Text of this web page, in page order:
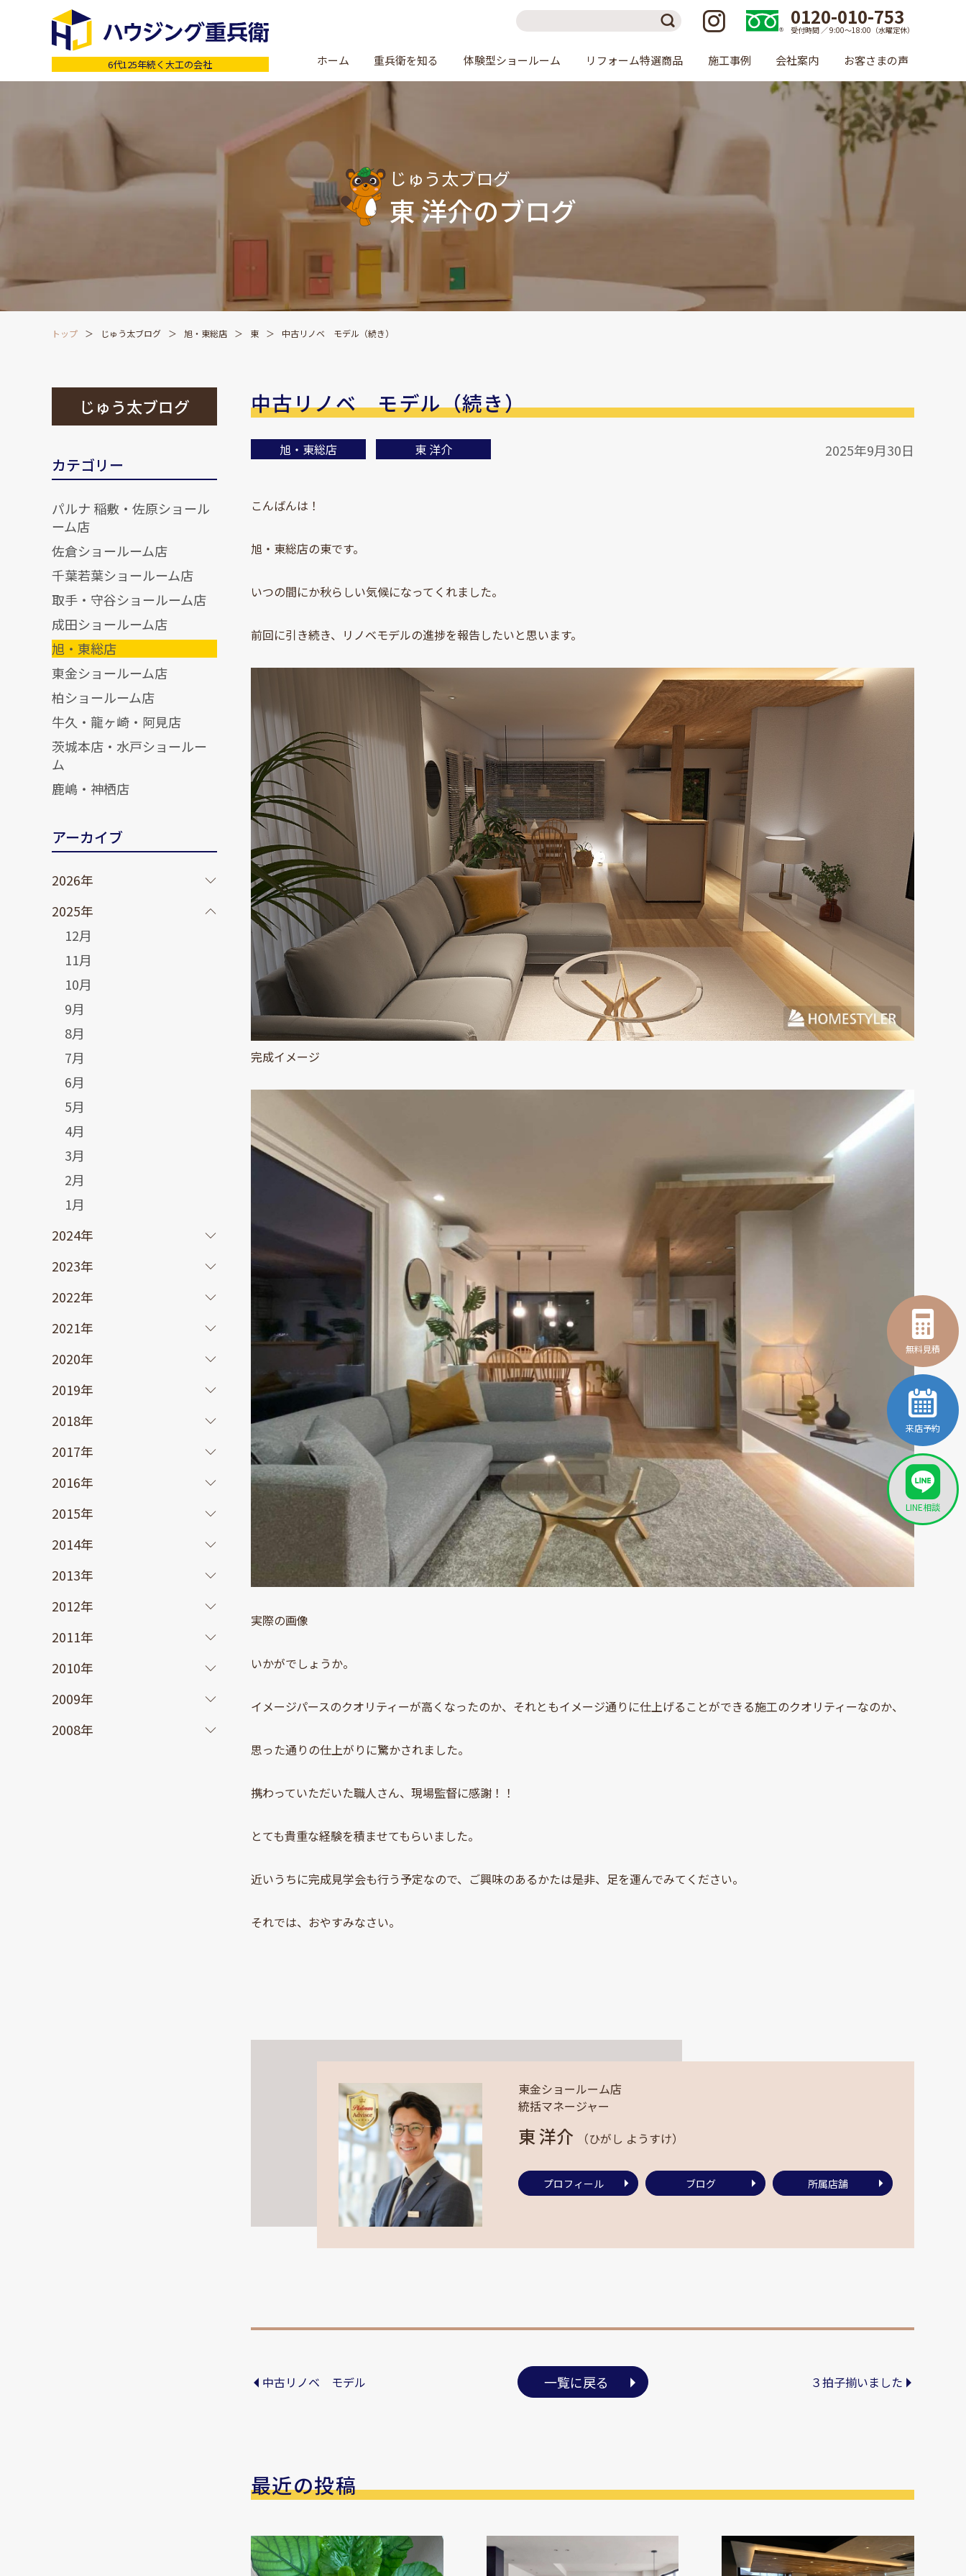
6代125年続く大工の会社
0120-010-753
受付時間 ／ 9:00〜18:00（水曜定休）
ホーム 重兵衛を知る 体験型ショールーム リフォーム特選商品 施工事例 会社案内 お客さまの声
じゅう太ブログ
東 洋介のブログ
トップ じゅう太ブログ 旭・東総店 東 中古リノベ モデル（続き）
中古リノベ モデル（続き）
旭・東総店 東 洋介 2025年9月30日
こんばんは！
旭・東総店の東です。
いつの間にか秋らしい気候になってくれました。
前回に引き続き、リノベモデルの進捗を報告したいと思います。
完成イメージ
実際の画像
いかがでしょうか。
イメージパースのクオリティーが高くなったのか、それともイメージ通りに仕上げることができる施工のクオリティーなのか、
思った通りの仕上がりに驚かされました。
携わっていただいた職人さん、現場監督に感謝！！
とても貴重な経験を積ませてもらいました。
近いうちに完成見学会も行う予定なので、ご興味のあるかたは是非、足を運んでみてください。
それでは、おやすみなさい。
東金ショールーム店
統括マネージャー
東 洋介 （ひがし ようすけ）
プロフィール ブログ 所属店舗
一覧に戻る
中古リノベ モデル ３拍子揃いました
最近の投稿
じゅう太ブログ
カテゴリー
パルナ 稲敷・佐原ショール
ーム店
佐倉ショールーム店
千葉若葉ショールーム店
取手・守谷ショールーム店
成田ショールーム店
旭・東総店
東金ショールーム店
柏ショールーム店
牛久・龍ヶ崎・阿見店
茨城本店・水戸ショールー
ム
鹿嶋・神栖店
アーカイブ
2026年
2025年
12月
11月
10月
9月
8月
7月
6月
5月
4月
3月
2月
1月
2024年
2023年
2022年
2021年
2020年
2019年
2018年
2017年
2016年
2015年
2014年
2013年
2012年
2011年
2010年
2009年
2008年
無料見積
来店予約
LINE相談